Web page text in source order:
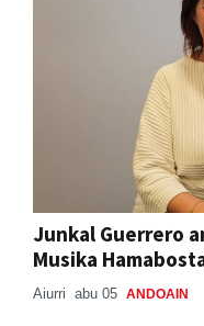
Junkal Guerrero
Musika
Aiurri abu 05 ANDOAIN